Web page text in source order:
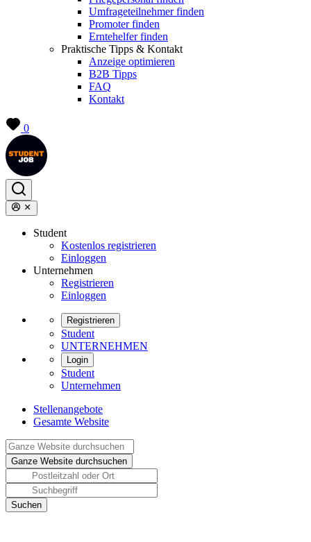
Umfrageteilnehmer finden
Promoter finden
Erntehelfer finden
Praktische Tipps & Kontakt
Anzeige optimieren
B2B Tipps
FAQ
Kontakt
0
Student
Kostenlos registrieren
Einloggen
Unternehmen
Registrieren
Einloggen
Registrieren
Student
UNTERNEHMEN
Login
Student
Unternehmen
Stellenangebote
Gesamte Website